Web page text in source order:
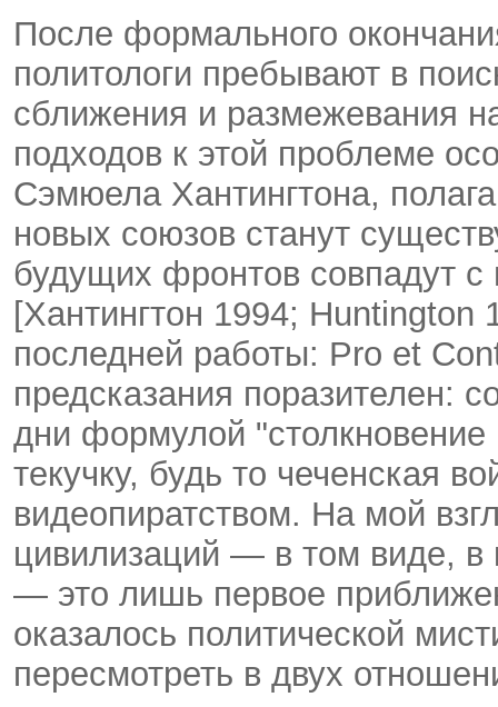
После формального
политологи пребывают в
сближения и размежевания
подходов к этой проблеме
Сэмюела Хантингтона,
новых союзов станут
будущих фронтов совпадут
[Хантингтон 1994; Huntington
последней работы: Pro et
предсказания поразителен:
дни формулой
текучку, будь то чеченская
видеопиратством. На мой
цивилизаций — в том виде, в
— это лишь первое
оказалось политической
пересмотреть в двух